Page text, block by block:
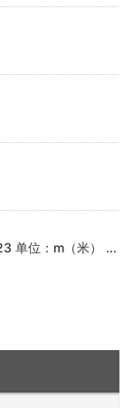
单位：m（米） ...